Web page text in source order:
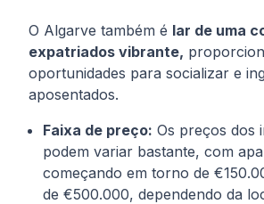
O Algarve também é lar de uma
expatriados vibrante,
oportunidades para socializar e
aposentados.
Faixa de preço: Os preços dos
podem variar bastante, com
começando em torno de
de €500.000, dependendo da